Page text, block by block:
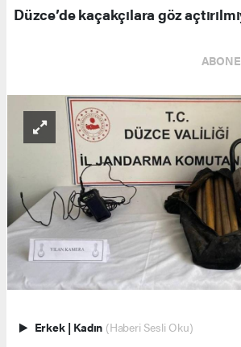
Düzce’de kaçakçılara göz
Erkek | Kadın (Haberi Sesli Oku)